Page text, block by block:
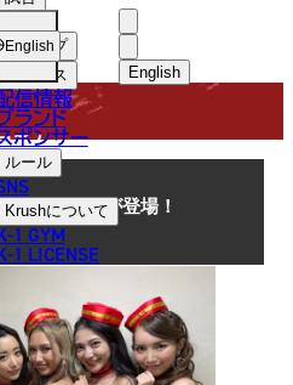
English
ショップ
ニュース
信情報
ランド
ポンサー
ルール
Krushについて
1 GYM
1 LICENSE
English
ラム
ズ 石田みかが登場！